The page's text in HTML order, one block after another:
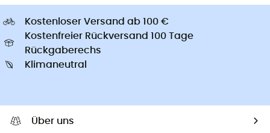
Kostenloser Versand ab 100 €
Kostenfreier Rückversand 100 Tage
Rückgaberechs
Klimaneutral
Über uns